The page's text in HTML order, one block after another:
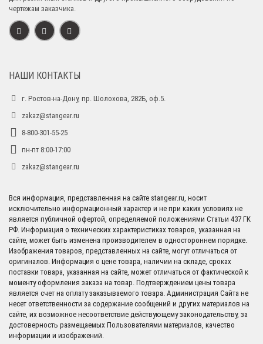
чертежам заказчика.
НАШИ КОНТАКТЫ
г. Ростов-на-Дону, пр. Шолохова, 282Б, оф.5.
zakaz@stangear.ru
8-800-301-55-25
пн-пт 8:00-17:00
zakaz@stangear.ru
Вся информация, представленная на сайте stangear.ru, носит
исключительно информационный характер и не при каких условиях не
является публичной офертой, определяемой положениями Статьи 437 ГК
РФ. Информация о технических характеристиках товаров, указанная на
сайте, может быть изменена производителем в одностороннем порядке.
Изображения товаров, представленных на сайте, могут отличаться от
оригиналов. Информация о цене товара, наличии на складе, сроках
поставки товара, указанная на сайте, может отличаться от фактической к
моменту оформления заказа на товар. Подтверждением цены товара
является счет на оплату заказываемого товара. Администрация Сайта не
несет ответственности за содержание сообщений и других материалов на
сайте, их возможное несоответствие действующему законодательству, за
достоверность размещаемых Пользователями материалов, качество
информации и изображений.